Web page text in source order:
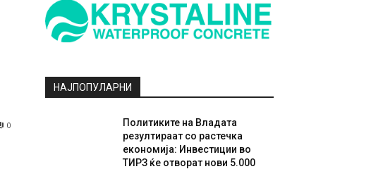
0
НАЈПОПУЛАРНИ
Политиките на Владата
резултираат со растечка
економија: Инвестиции во
ТИРЗ ќе отворат нови 5.000